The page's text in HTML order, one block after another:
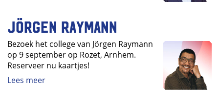
Jörgen Raymann
Bezoek het college van Jörgen Raymann
op 9 september op Rozet, Arnhem.
Reserveer nu kaartjes!
Lees meer